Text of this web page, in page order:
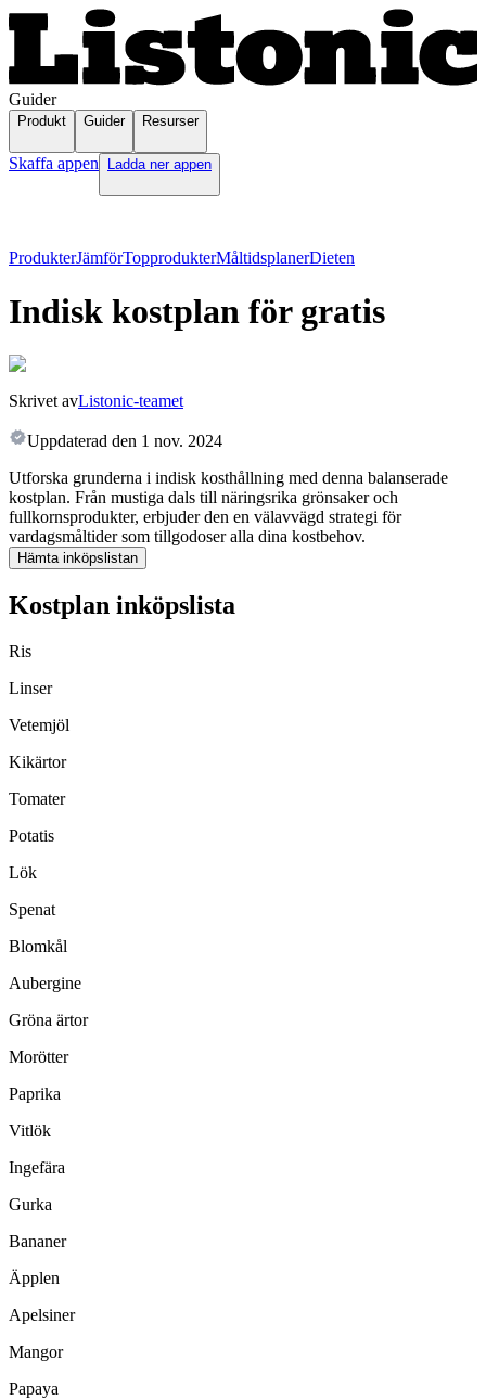
Guider
Produkt Guider Resurser
Skaffa appen Ladda ner appen
ProdukterJämförTopprodukterMåltidsplanerDieten
Indisk kostplan för gratis
Skrivet avListonic-teamet
Uppdaterad den 1 nov. 2024
Utforska grunderna i indisk kosthållning med denna balanserade
kostplan. Från mustiga dals till näringsrika grönsaker och
fullkornsprodukter, erbjuder den en välavvägd strategi för
vardagsmåltider som tillgodoser alla dina kostbehov.
Hämta inköpslistan
Kostplan inköpslista
Ris
Linser
Vetemjöl
Kikärtor
Tomater
Potatis
Lök
Spenat
Blomkål
Aubergine
Gröna ärtor
Morötter
Paprika
Vitlök
Ingefära
Gurka
Bananer
Äpplen
Apelsiner
Mangor
Papaya